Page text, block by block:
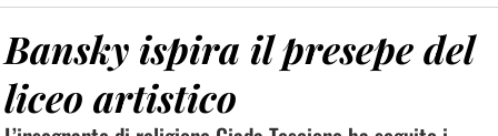
Bansky ispira il presepe del
liceo artistico